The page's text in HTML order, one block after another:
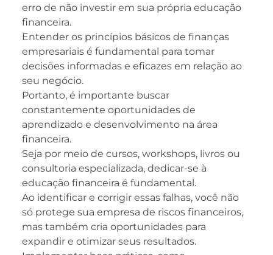
erro de não investir em sua própria educação
financeira.
Entender os princípios básicos de finanças
empresariais é fundamental para tomar
decisões informadas e eficazes em relação ao
seu negócio.
Portanto, é importante buscar
constantemente oportunidades de
aprendizado e desenvolvimento na área
financeira.
Seja por meio de cursos, workshops, livros ou
consultoria especializada, dedicar-se à
educação financeira é fundamental.
Ao identificar e corrigir essas falhas, você não
só protege sua empresa de riscos financeiros,
mas também cria oportunidades para
expandir e otimizar seus resultados.